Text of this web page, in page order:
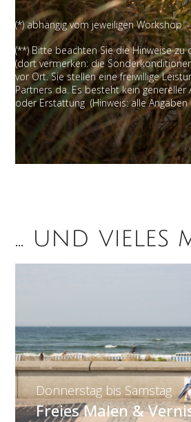
(*) abhängig vom jeweiligen Workshop
(**) Bitte beachten Sie die Hinweise zu
(dort vermerken: die
vor Ort. Sie stellen eine freiwillige
Partners da. Es besteht kein genereller
oder Erstattung (Hinweis: alle Angaben
… und vieles
Donnerstag bis Samstag
Freies Malen &